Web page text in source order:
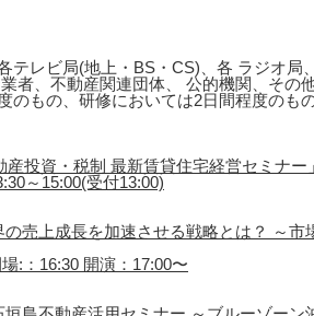
テレビ局(地上・BS・CS)、各 ラジオ
者、不動産関連団体、 公的機関、その
のもの、研修においては2日間程度の
投資・税制 最新賃貸住宅経営セミナー
～15:00(受付13:00)
売上成長を加速させる戦略とは？ ～
:：16:30 開演：17:00〜